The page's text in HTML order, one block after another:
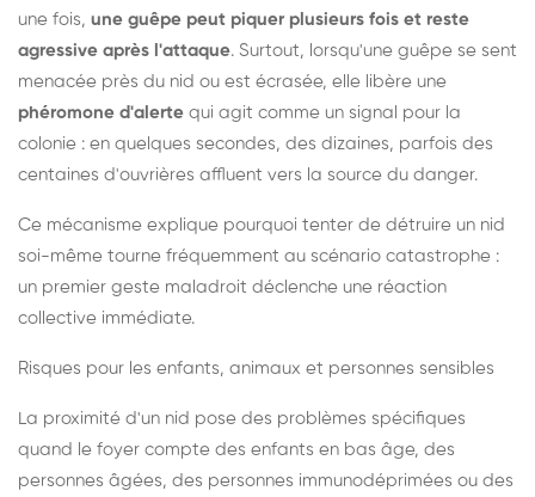
une fois, une guêpe peut piquer plusieurs fois et reste
agressive après l'attaque. Surtout, lorsqu'une guêpe se sent
menacée près du nid ou est écrasée, elle libère une
phéromone d'alerte qui agit comme un signal pour la
colonie : en quelques secondes, des dizaines, parfois des
centaines d'ouvrières affluent vers la source du danger.
Ce mécanisme explique pourquoi tenter de détruire un nid
soi-même tourne fréquemment au scénario catastrophe :
un premier geste maladroit déclenche une réaction
collective immédiate.
Risques pour les enfants, animaux et personnes sensibles
La proximité d'un nid pose des problèmes spécifiques
quand le foyer compte des enfants en bas âge, des
personnes âgées, des personnes immunodéprimées ou des